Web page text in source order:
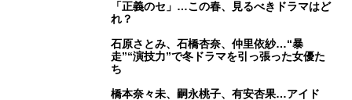
「正義のセ」…この春、見るべきドラマはど
れ？
石原さとみ、石橋杏奈、仲里依紗…“暴
走”“演技力”で冬ドラマを引っ張った女優た
ち
橋本奈々未、嗣永桃子、有安杏果…アイド